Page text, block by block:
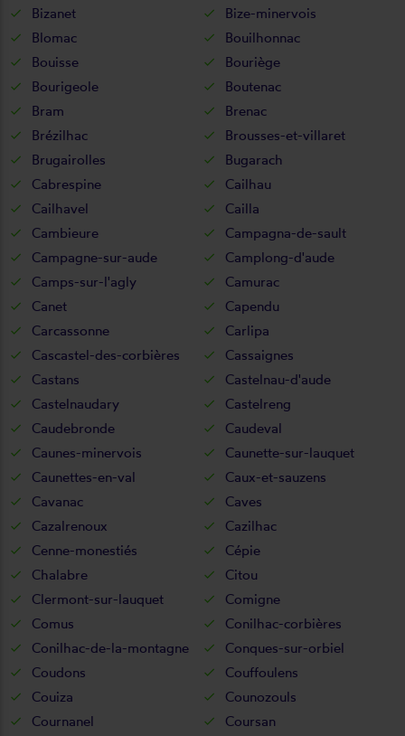
Bizanet
Bize-minervois
Blomac
Bouilhonnac
Bouisse
Bouriège
Bourigeole
Boutenac
Bram
Brenac
Brézilhac
Brousses-et-villaret
Brugairolles
Bugarach
Cabrespine
Cailhau
Cailhavel
Cailla
Cambieure
Campagna-de-sault
Campagne-sur-aude
Camplong-d'aude
Camps-sur-l'agly
Camurac
Canet
Capendu
Carcassonne
Carlipa
Cascastel-des-corbières
Cassaignes
Castans
Castelnau-d'aude
Castelnaudary
Castelreng
Caudebronde
Caudeval
Caunes-minervois
Caunette-sur-lauquet
Caunettes-en-val
Caux-et-sauzens
Cavanac
Caves
Cazalrenoux
Cazilhac
Cenne-monestiés
Cépie
Chalabre
Citou
Clermont-sur-lauquet
Comigne
Comus
Conilhac-corbières
Conilhac-de-la-montagne
Conques-sur-orbiel
Coudons
Couffoulens
Couiza
Counozouls
Cournanel
Coursan